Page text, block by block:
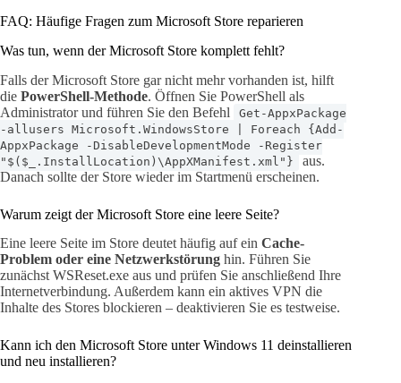
FAQ: Häufige Fragen zum Microsoft Store reparieren
Was tun, wenn der Microsoft Store komplett fehlt?
Falls der Microsoft Store gar nicht mehr vorhanden ist, hilft
die PowerShell-Methode. Öffnen Sie PowerShell als
Administrator und führen Sie den Befehl
Get-AppxPackage
-allusers Microsoft.WindowsStore | Foreach {Add-
AppxPackage -DisableDevelopmentMode -Register
"$($_.InstallLocation)\AppXManifest.xml"}
aus.
Danach sollte der Store wieder im Startmenü erscheinen.
Warum zeigt der Microsoft Store eine leere Seite?
Eine leere Seite im Store deutet häufig auf ein Cache-
Problem oder eine Netzwerkstörung hin. Führen Sie
zunächst WSReset.exe aus und prüfen Sie anschließend Ihre
Internetverbindung. Außerdem kann ein aktives VPN die
Inhalte des Stores blockieren – deaktivieren Sie es testweise.
Kann ich den Microsoft Store unter Windows 11 deinstallieren
und neu installieren?